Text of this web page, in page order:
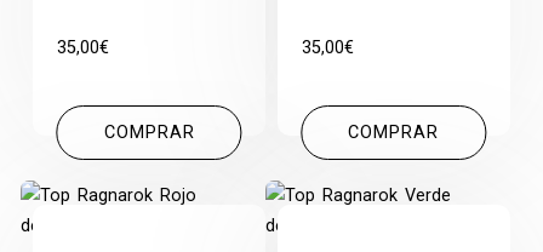
35,00€
COMPRAR
35,00€
COMPRAR